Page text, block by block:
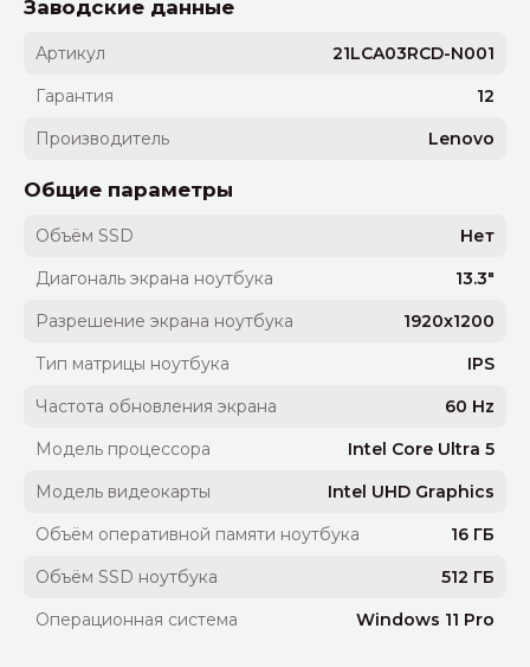
Заводские данные
Артикул
21LCA03RCD-N001
Гарантия
12
Производитель
Lenovo
Общие параметры
Объём SSD
Нет
Диагональ экрана ноутбука
13.3"
Разрешение экрана ноутбука
1920x1200
Тип матрицы ноутбука
IPS
Частота обновления экрана
60 Hz
Модель процессора
Intel Core Ultra 5
Модель видеокарты
Intel UHD Graphics
Объём оперативной памяти ноутбука
16 ГБ
Объём SSD ноутбука
512 ГБ
Операционная система
Windows 11 Pro